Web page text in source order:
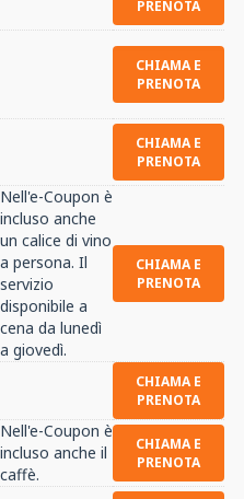
PRENOTA
CHIAMA E
PRENOTA
CHIAMA E
PRENOTA
Nell'e-Coupon è
incluso anche
un calice di vino
a persona. Il
servizio
disponibile a
cena da lunedì
a giovedì.
CHIAMA E
PRENOTA
CHIAMA E
PRENOTA
Nell'e-Coupon è
incluso anche il
caffè.
CHIAMA E
PRENOTA